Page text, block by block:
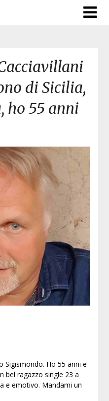
di Sicilia,
ho 55 anni
Sigismondo. Ho 55 anni e
bel ragazzo single 23 a
e emotivo. Mandami un